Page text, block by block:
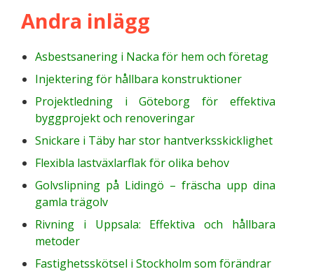
Andra inlägg
Asbestsanering i Nacka för hem och företag
Injektering för hållbara konstruktioner
Projektledning i Göteborg för effektiva
byggprojekt och renoveringar
Snickare i Täby har stor hantverksskicklighet
Flexibla lastväxlarflak för olika behov
Golvslipning på Lidingö – fräscha upp dina
gamla trägolv
Rivning i Uppsala: Effektiva och hållbara
metoder
Fastighetsskötsel i Stockholm som förändrar